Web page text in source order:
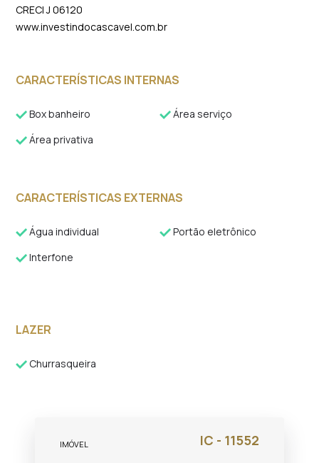
CRECI J 06120
www.investindocascavel.com.br
CARACTERÍSTICAS INTERNAS
Box banheiro
Área serviço
Área privativa
CARACTERÍSTICAS EXTERNAS
Água individual
Portão eletrônico
Interfone
LAZER
Churrasqueira
IMÓVEL IC - 11552